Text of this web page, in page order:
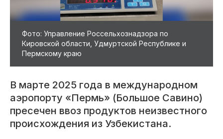
Фото: Управление Россельхознадзора по
Кировской области, Удмуртской Республике и
Пермскому краю
В марте 2025 года в международном
аэропорту «Пермь» (Большое Савино)
пресечен ввоз продуктов неизвестного
происхождения из Узбекистана.